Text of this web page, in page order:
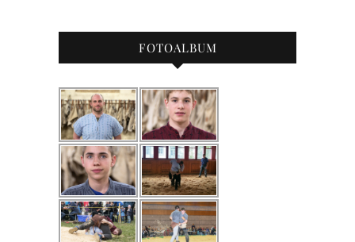
FOTOALBUM